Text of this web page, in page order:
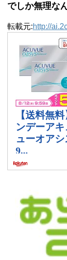
でしか無理な
転載元:http://